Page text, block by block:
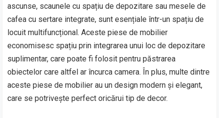
ascunse, scaunele cu spațiu de depozitare sau mesele de
cafea cu sertare integrate, sunt esențiale într-un spațiu de
locuit multifuncțional. Aceste piese de mobilier
economisesc spațiu prin integrarea unui loc de depozitare
suplimentar, care poate fi folosit pentru păstrarea
obiectelor care altfel ar încurca camera. În plus, multe dintre
aceste piese de mobilier au un design modern și elegant,
care se potrivește perfect oricărui tip de decor.